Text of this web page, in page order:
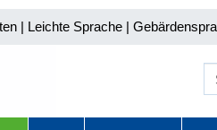
| Leichte Sprache |